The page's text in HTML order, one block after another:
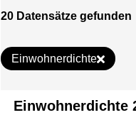
20 Datensätze gefunden
Einwohnerdichte
Einwohnerdichte